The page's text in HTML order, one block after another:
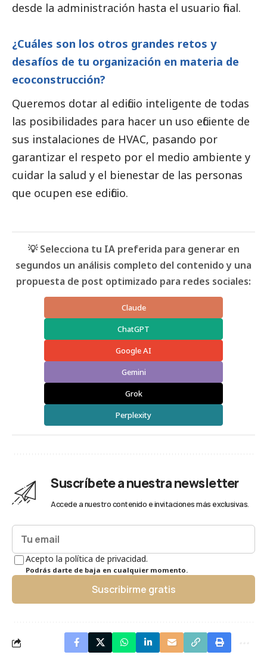
desde la administración hasta el usuario final.
¿Cuáles son los otros grandes retos y
desafíos de tu organización en materia de
ecoconstrucción?
Queremos dotar al edificio inteligente de todas
las posibilidades para hacer un uso eficiente de
sus instalaciones de HVAC, pasando por
garantizar el respeto por el medio ambiente y
cuidar la salud y el bienestar de las personas
que ocupen ese edificio.
💡 Selecciona tu IA preferida para generar en
segundos un análisis completo del contenido y una
propuesta de post optimizado para redes sociales:
Claude
ChatGPT
Google AI
Gemini
Grok
Perplexity
Suscríbete a nuestra newsletter
Accede a nuestro contenido e invitaciones más exclusivas.
Acepto la política de privacidad.
Podrás darte de baja en cualquier momento.
Suscribirme gratis